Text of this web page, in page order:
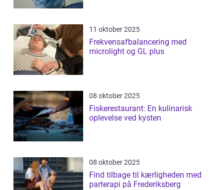
11 oktober 2025
Frekvensafbalancering med
microlight og GL plus
08 oktober 2025
Fiskerestaurant: En kulinarisk
oplevelse ved kysten
08 oktober 2025
Find tilbage til kærligheden med
parterapi på Frederiksberg